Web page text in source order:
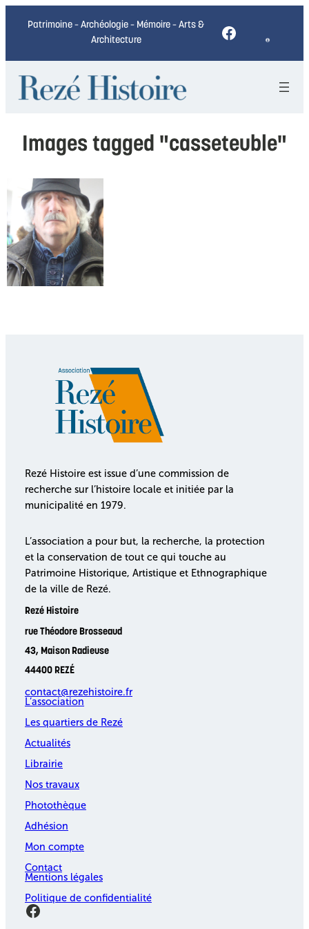
Patrimoine – Archéologie – Mémoire – Arts &
Architecture
Facebook
Images tagged "casseteuble"
Rezé Histoire est issue d’une commission de
recherche sur l’histoire locale et initiée par la
municipalité en 1979.
L’association a pour but, la recherche, la protection
et la conservation de tout ce qui touche au
Patrimoine Historique, Artistique et Ethnographique
de la ville de Rezé.
Rezé Histoire
rue Théodore Brosseaud
43, Maison Radieuse
44400 REZÉ
contact@rezehistoire.fr
L’association
Les quartiers de Rezé
Actualités
Librairie
Nos travaux
Photothèque
Adhésion
Mon compte
Contact
Mentions légales
Politique de confidentialité
Facebook